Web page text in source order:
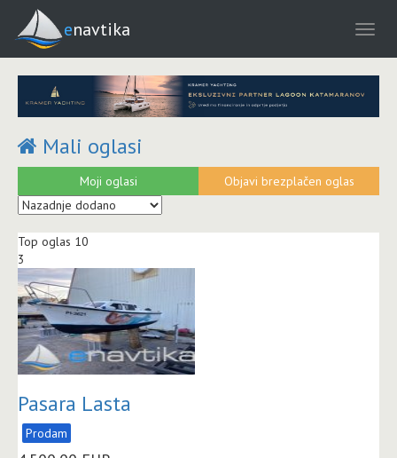
enavtika
Mali oglasi
Objavi brezplačen oglas
Moji oglasi
Top oglas 10
3
Pasara Lasta
Prodam